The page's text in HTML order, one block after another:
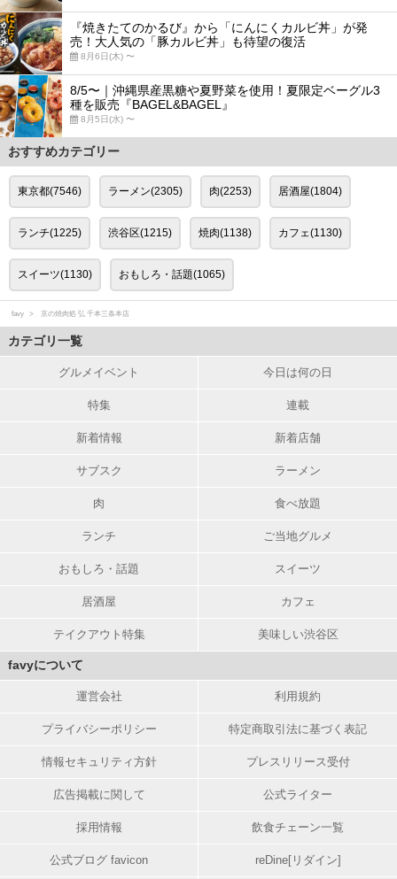
『焼きたてのかるび』から「にんにくカルビ丼」が発
売！大人気の「豚カルビ丼」も待望の復活
8月6日(木) 〜
8/5〜｜沖縄県産黒糖や夏野菜を使用！夏限定ベーグル3
種を販売『BAGEL&BAGEL』
8月5日(水) 〜
おすすめカテゴリー
東京都(7546) ラーメン(2305) 肉(2253) 居酒屋(1804)
ランチ(1225) 渋谷区(1215) 焼肉(1138) カフェ(1130)
スイーツ(1130) おもしろ・話題(1065)
favy 京の焼肉処 弘 千本三条本店
カテゴリ一覧
グルメイベント 今日は何の日
特集 連載
新着情報 新着店舗
サブスク ラーメン
肉 食べ放題
ランチ ご当地グルメ
おもしろ・話題 スイーツ
居酒屋 カフェ
テイクアウト特集 美味しい渋谷区
favyについて
運営会社 利用規約
プライバシーポリシー 特定商取引法に基づく表記
情報セキュリティ方針 プレスリリース受付
広告掲載に関して 公式ライター
採用情報 飲食チェーン一覧
公式ブログ favicon reDine[リダイン]